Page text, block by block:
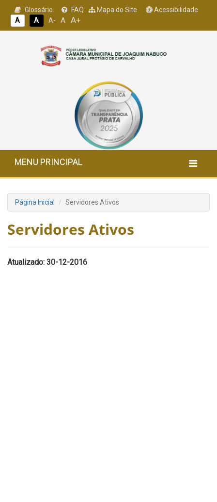
Glossário FAQ Mapa do Site
Acessibilidade
A
A A- A A+
MENU PRINCIPAL
Página Inicial Servidores Ativos
Servidores Ativos
Atualizado: 30-12-2016